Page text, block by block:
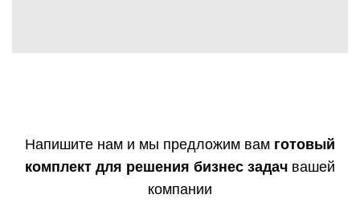
Напишите нам и мы предложим вам готовый
комплект для решения бизнес задач вашей
компании